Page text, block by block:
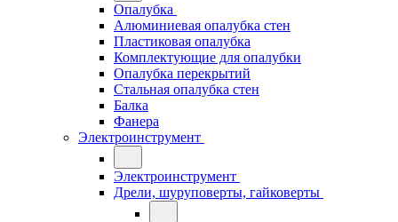
Опалубка
Алюминиевая опалубка стен
Пластиковая опалубка
Комплектующие для опалубки
Опалубка перекрытий
Стальная опалубка стен
Балка
Фанера
Электроинструмент
Электроинструмент
Дрели, шуруповерты, гайковерты